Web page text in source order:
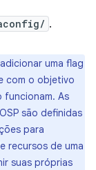
.
uma flag
com o objetivo
funcionam. As
são definidas
para
recursos de uma
suas próprias